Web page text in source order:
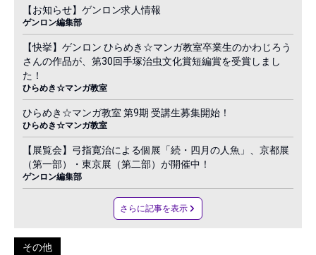
【お知らせ】ゲンロン求人情報
ゲンロン編集部
【快挙】ゲンロン ひらめき☆マンガ教室卒業生のかわじろう
さんの作品が、第30回手塚治虫文化賞短編賞を受賞しまし
た！
ひらめき☆マンガ教室
ひらめき☆マンガ教室 第9期 受講生募集開始！
ひらめき☆マンガ教室
【展覧会】弓指寛治による個展「続・四月の人魚」、京都展
（第一部）・東京展（第二部）が開催中！
ゲンロン編集部
さらに記事を表示
その他